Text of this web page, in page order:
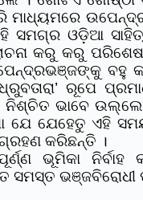
ମାଧ୍ୟମରେ
ସମଗ୍ର ଓଡ଼ିଆ
କରୁ କରୁ
ବହୁ
ରୂପେ
ଭାବେ
ଯେ ଯେହେତୁ ଏହି
କରିଛନ୍ତି ।
ଭୂମିକା ନିର୍ବାହ
ସମସ୍ତ